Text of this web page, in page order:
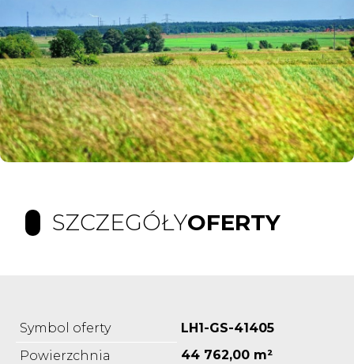
SZCZEGÓŁYOFERTY
Symbol oferty
LH1-GS-41405
Powierzchnia
44 762,00 m²